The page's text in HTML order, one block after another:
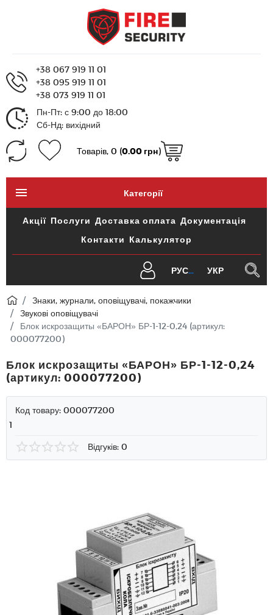
+38 067 919 11 01
+38 095 919 11 01
+38 073 919 11 01
Пн-Пт: с 9:00 до 18:00
Сб-Нд: вихідний
Товарів, 0 (0.00 грн)
Категорії
Акції Послуги Доставка оплата Документація
Контакти Калькулятор
РУС УКР
Знаки, журнали, оповіщувачі, покажчики
Звукові оповіщувачі
Блок искрозащиты «БАРОН» БР-1-12-0,24 (артикул:
000077200)
Блок искрозащиты «БАРОН» БР-1-12-0,24
(артикул: 000077200)
Код товару: 000077200
1
Відгуків: 0